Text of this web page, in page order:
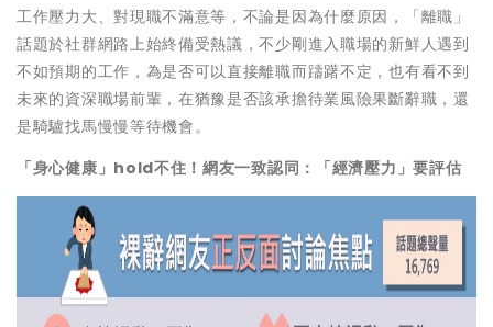
工作壓力大、對現職不滿意等，不論是因為什麼原因，「離職」
話題於社群網路上始終備受熱議，不少剛進入職場的新鮮人遇到
不如預期的工作，為是否可以直接離職而躊躇不定，也有看不到
未來的資深職場前輩，在猶豫是否該承擔待業風險果斷辭職，還
是騎驢找馬慢慢等待機會。
「身心健康」hold不住！網友一致認同：「經濟壓力」要評估